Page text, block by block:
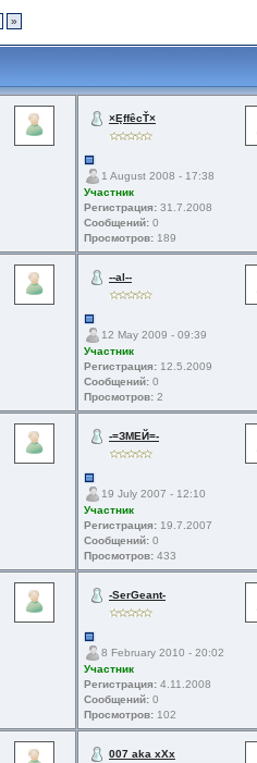
»
×ĘffêcŤ×
1 August 2008 - 17:38
Участник
Регистрация: 31.7.2008
Сообщений: 0
Просмотров: 189
--al--
12 May 2009 - 09:39
Участник
Регистрация: 12.5.2009
Сообщений: 0
Просмотров: 2
-=ЗМЕЙ=-
19 July 2007 - 12:10
Участник
Регистрация: 19.7.2007
Сообщений: 0
Просмотров: 433
-SerGeant-
8 February 2010 - 20:02
Участник
Регистрация: 4.11.2008
Сообщений: 0
Просмотров: 102
007 aka xXx